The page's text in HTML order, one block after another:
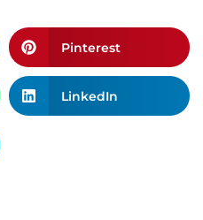
Pinterest
LinkedIn